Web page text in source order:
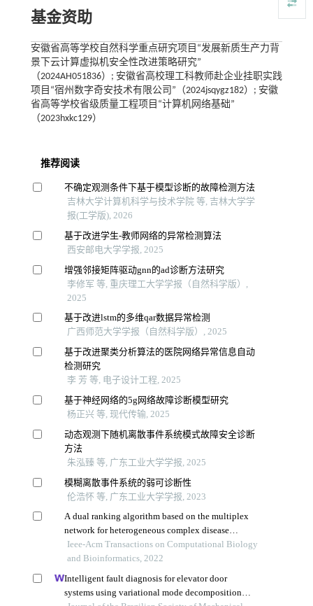
基金资助
安徽省高等学校自然科学重点研究项目“发展新质生产力背
景下云计算虚拟机安全性改进策略研究”
（2024AH051836）; 安徽省高校理工科教师赴企业挂职实践
项目“宿州数字奇安技术有限公司”（2024jsqygz182）; 安徽
省高等学校省级质量工程项目“计算机网络基础”
（2023hxkc129）